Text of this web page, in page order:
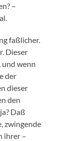
–
faßlicher.
Dieser
wenn
der
dieser
den
Daß
zwingende
ihrer –